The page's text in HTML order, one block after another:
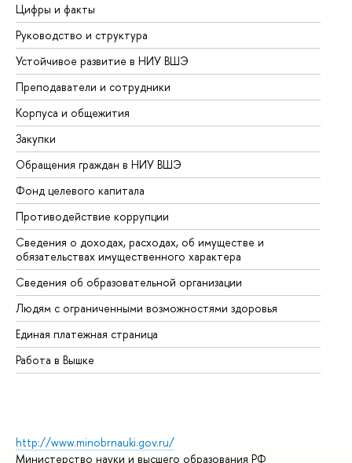
Цифры и факты
Руководство и структура
Устойчивое развитие в НИУ ВШЭ
Преподаватели и сотрудники
Корпуса и общежития
Закупки
Обращения граждан в НИУ ВШЭ
Фонд целевого капитала
Противодействие коррупции
Сведения о доходах, расходах, об имуществе и
обязательствах имущественного характера
Сведения об образовательной организации
Людям с ограниченными возможностями здоровья
Единая платежная страница
Работа в Вышке
http://www.minobrnauki.gov.ru/
Министерство науки и высшего образования РФ